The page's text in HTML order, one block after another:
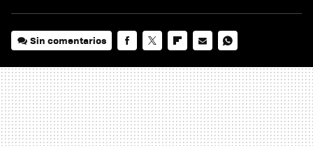
Sin comentarios
MAIL